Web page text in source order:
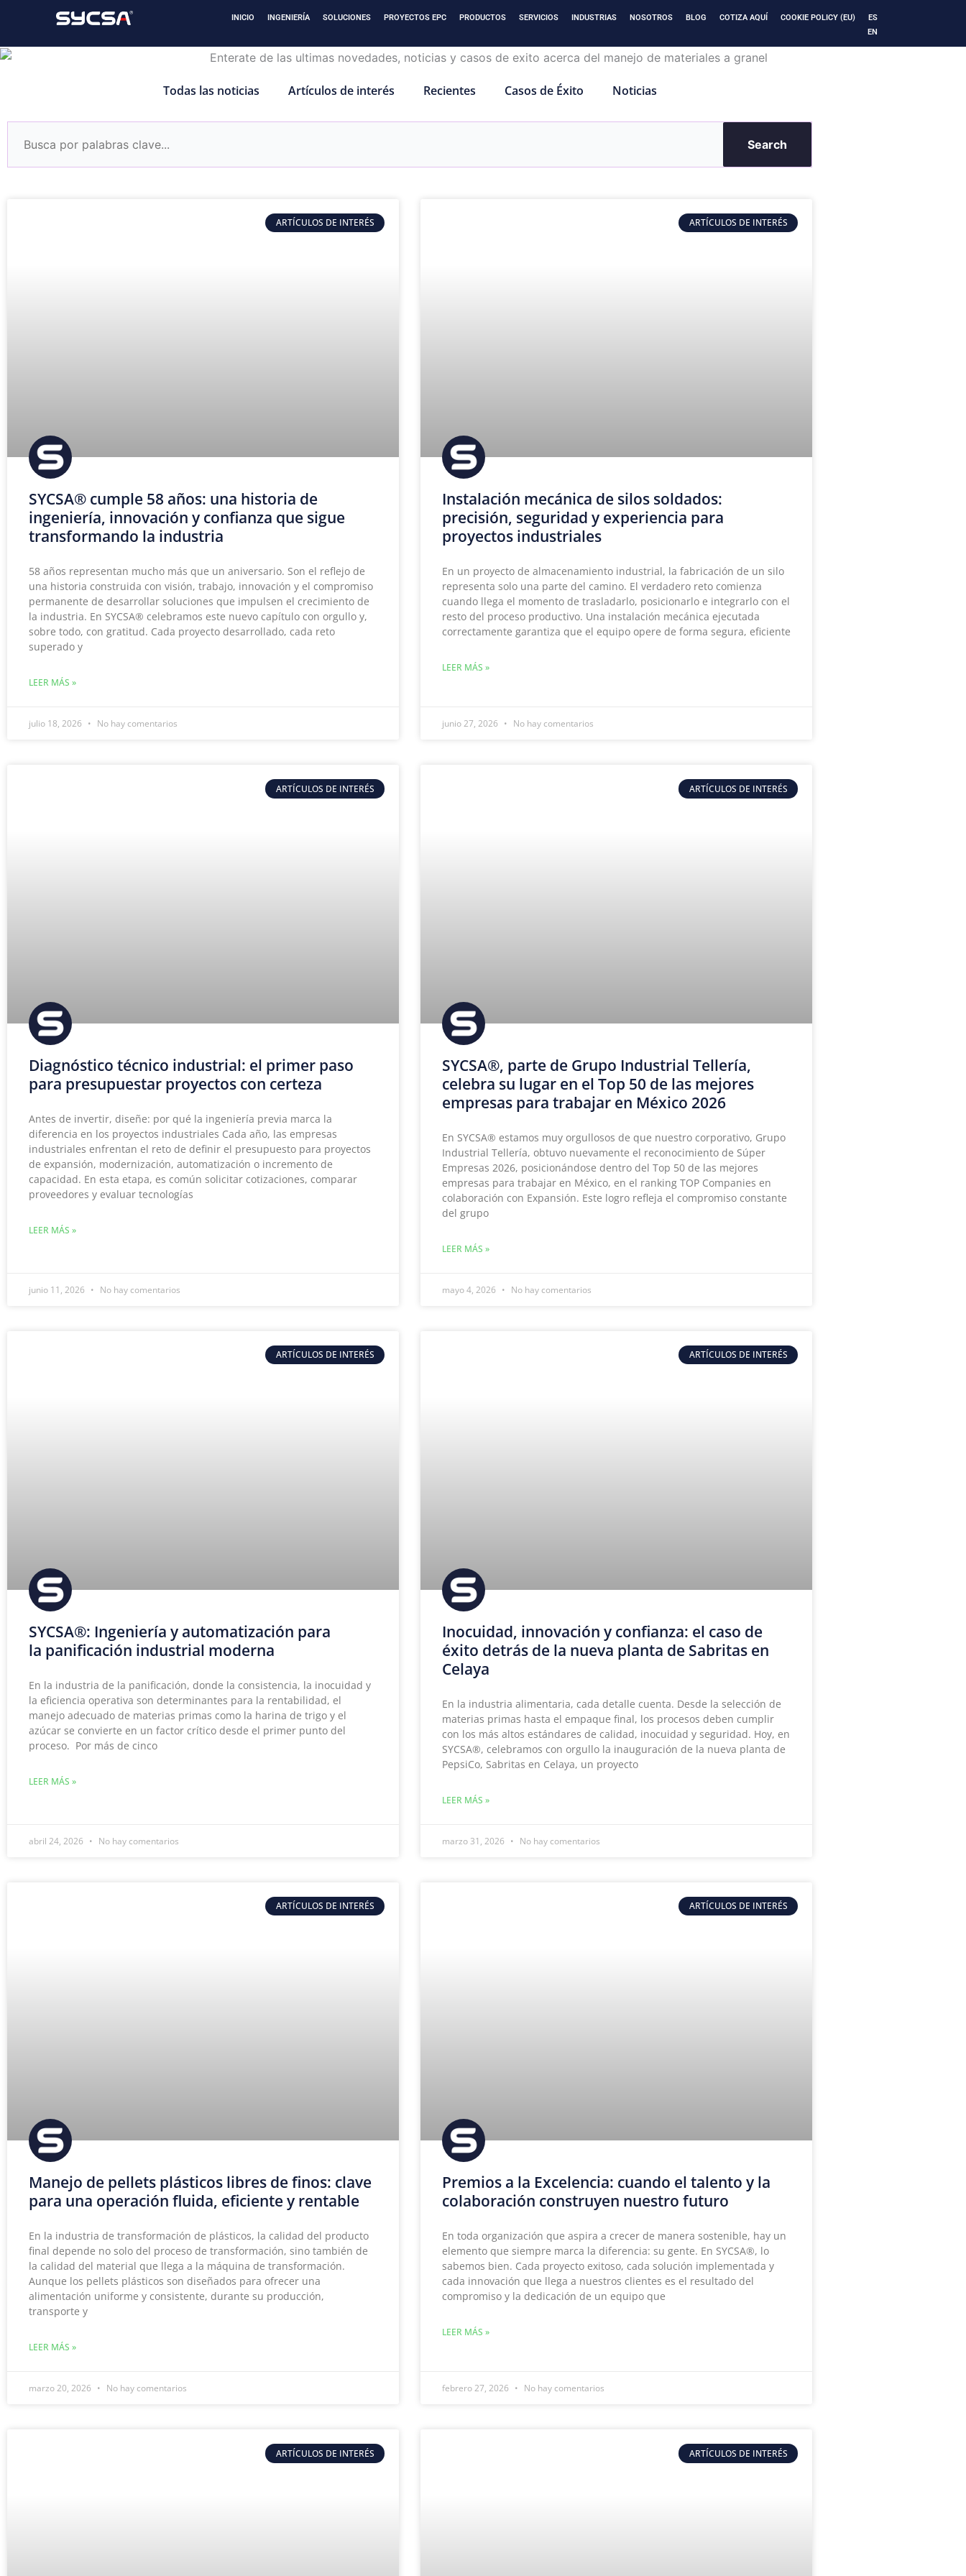
contenido
INICIO INGENIERÍA SOLUCIONES PROYECTOS EPC PRODUCTOS SERVICIOS INDUSTRIAS NOSOTROS BLOG COTIZA AQUÍ COOKIE POLICY (EU)
ES
EN
Todas las noticias Artículos de interés Recientes Casos de Éxito Noticias
Search
ARTÍCULOS DE INTERÉS
SYCSA® cumple 58 años: una historia de
ingeniería, innovación y confianza que sigue
transformando la industria
58 años representan mucho más que un aniversario. Son el reflejo de
una historia construida con visión, trabajo, innovación y el compromiso
permanente de desarrollar soluciones que impulsen el crecimiento de
la industria. En SYCSA® celebramos este nuevo capítulo con orgullo y,
sobre todo, con gratitud. Cada proyecto desarrollado, cada reto
superado y
LEER MÁS »
julio 18, 2026 No hay comentarios
ARTÍCULOS DE INTERÉS
Instalación mecánica de silos soldados:
precisión, seguridad y experiencia para
proyectos industriales
En un proyecto de almacenamiento industrial, la fabricación de un silo
representa solo una parte del camino. El verdadero reto comienza
cuando llega el momento de trasladarlo, posicionarlo e integrarlo con el
resto del proceso productivo. Una instalación mecánica ejecutada
correctamente garantiza que el equipo opere de forma segura, eficiente
LEER MÁS »
junio 27, 2026 No hay comentarios
ARTÍCULOS DE INTERÉS
Diagnóstico técnico industrial: el primer paso
para presupuestar proyectos con certeza
Antes de invertir, diseñe: por qué la ingeniería previa marca la
diferencia en los proyectos industriales Cada año, las empresas
industriales enfrentan el reto de definir el presupuesto para proyectos
de expansión, modernización, automatización o incremento de
capacidad. En esta etapa, es común solicitar cotizaciones, comparar
proveedores y evaluar tecnologías
LEER MÁS »
junio 11, 2026 No hay comentarios
ARTÍCULOS DE INTERÉS
SYCSA®, parte de Grupo Industrial Tellería,
celebra su lugar en el Top 50 de las mejores
empresas para trabajar en México 2026
En SYCSA® estamos muy orgullosos de que nuestro corporativo, Grupo
Industrial Tellería, obtuvo nuevamente el reconocimiento de Súper
Empresas 2026, posicionándose dentro del Top 50 de las mejores
empresas para trabajar en México, en el ranking TOP Companies en
colaboración con Expansión. Este logro refleja el compromiso constante
del grupo
LEER MÁS »
mayo 4, 2026 No hay comentarios
ARTÍCULOS DE INTERÉS
SYCSA®: Ingeniería y automatización para
la panificación industrial moderna
En la industria de la panificación, donde la consistencia, la inocuidad y
la eficiencia operativa son determinantes para la rentabilidad, el
manejo adecuado de materias primas como la harina de trigo y el
azúcar se convierte en un factor crítico desde el primer punto del
proceso. Por más de cinco
LEER MÁS »
abril 24, 2026 No hay comentarios
ARTÍCULOS DE INTERÉS
Inocuidad, innovación y confianza: el caso de
éxito detrás de la nueva planta de Sabritas en
Celaya
En la industria alimentaria, cada detalle cuenta. Desde la selección de
materias primas hasta el empaque final, los procesos deben cumplir
con los más altos estándares de calidad, inocuidad y seguridad. Hoy, en
SYCSA®, celebramos con orgullo la inauguración de la nueva planta de
PepsiCo, Sabritas en Celaya, un proyecto
LEER MÁS »
marzo 31, 2026 No hay comentarios
ARTÍCULOS DE INTERÉS
Manejo de pellets plásticos libres de finos: clave
para una operación fluida, eficiente y rentable
En la industria de transformación de plásticos, la calidad del producto
final depende no solo del proceso de transformación, sino también de
la calidad del material que llega a la máquina de transformación.
Aunque los pellets plásticos son diseñados para ofrecer una
alimentación uniforme y consistente, durante su producción,
transporte y
LEER MÁS »
marzo 20, 2026 No hay comentarios
ARTÍCULOS DE INTERÉS
Premios a la Excelencia: cuando el talento y la
colaboración construyen nuestro futuro
En toda organización que aspira a crecer de manera sostenible, hay un
elemento que siempre marca la diferencia: su gente. En SYCSA®, lo
sabemos bien. Cada proyecto exitoso, cada solución implementada y
cada innovación que llega a nuestros clientes es el resultado del
compromiso y la dedicación de un equipo que
LEER MÁS »
febrero 27, 2026 No hay comentarios
ARTÍCULOS DE INTERÉS ARTÍCULOS DE INTERÉS